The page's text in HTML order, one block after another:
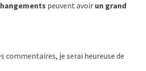
peuvent avoir un grand
commentaires, je serai heureuse de